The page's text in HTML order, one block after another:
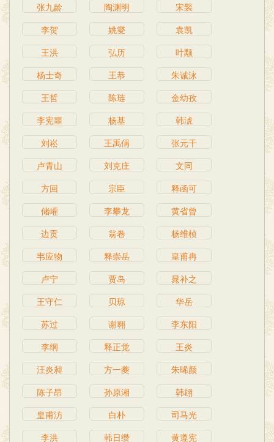
张九龄
陶渊明
宋褧
李贺
姚燮
袁凯
王洪
弘历
叶颙
杨士奇
王恭
朱诚泳
王哲
陈琏
金幼孜
李宪噩
杨基
韩淲
刘崧
王禹偁
张元干
卢青山
刘克庄
文同
方回
宗臣
释函可
储巏
李攀龙
黄省曾
边贡
翁卷
杨维桢
韦应物
释崇岳
皇甫冉
卢宁
贾岛
晁补之
王守仁
贝琼
华岳
苏过
谢翱
李东阳
李纲
释正觉
王炎
汪炎昶
方一夔
朱晞颜
陈子昂
孙原湘
韩翃
皇甫汸
白朴
司马光
李洪
韩日缵 黄遵宪